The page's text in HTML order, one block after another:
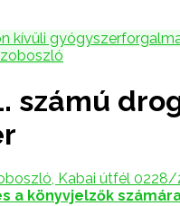
kívüli
számú
Kabai útfél 0228/
a könyvjelzők